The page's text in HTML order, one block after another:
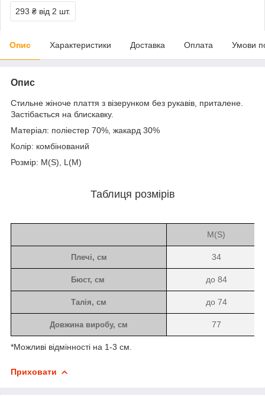
293 ₴ від 2 шт.
Опис Характеристики Доставка Оплата Умови
Опис
Стильне жіноче плаття з візерунком без рукавів, приталене.
Застібається на блискавку.
Матеріал: поліестер 70%, жакард 30%
Колір: комбінований
Розмір: M(S), L(M)
Таблиця розмірів
M(S)
Плечі, см 34
Бюст, см до 84
Талія, см до 74
Довжина виробу, см 77
*Можливі відмінності на 1-3 см.
Приховати